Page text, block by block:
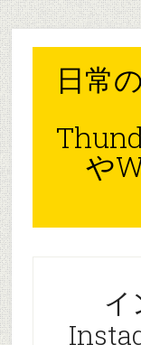
Skip
to
content
Skip
to
primary
sidebar
Skip
to
footer
日常
や
イ